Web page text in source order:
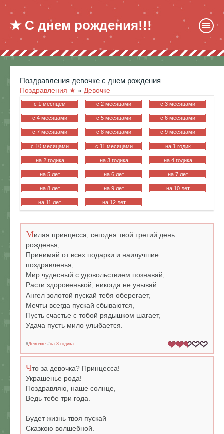
★ С днем рождения!!!
поздравления девочке с днем рождения
Поздравления ★ » Девочке
c 1 месяцем c 2 месяцами c 3 месяцами
c 4 месяцами c 5 месяцами c 6 месяцами
c 7 месяцами c 8 месяцами c 9 месяцами
c 10 месяцами c 11 месяцами на 1 годик
на 2 годика на 3 годика на 4 годика
на 5 лет на 6 лет на 7 лет
на 8 лет на 9 лет на 10 лет
на 11 лет на 12 лет
Милая принцесса, сегодня твой третий день
рожденья,
Принимай от всех подарки и наилучшие
поздравленья,
Мир чудесный с удовольствием познавай,
Расти здоровенькой, никогда не унывай.
Ангел золотой пускай тебя оберегает,
Мечты всегда пускай сбываются,
Пусть счастье с тобой рядышком шагает,
Удача пусть мило улыбается.
#Девочке #на 3 годика
Что за девочка? Принцесса!
Украшенье рода!
Поздравляю, наше солнце,
Ведь тебе три года.
Будет жизнь твоя пускай
Сказкою волшебной.